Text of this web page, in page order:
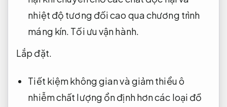
nhiệt độ tương đối cao qua chương trình
máng kín. Tối ưu vận hành.
Lắp đặt.
Tiết kiệm không gian và giảm thiểu ô
nhiễm chất lượng ổn định hơn các loại đồ